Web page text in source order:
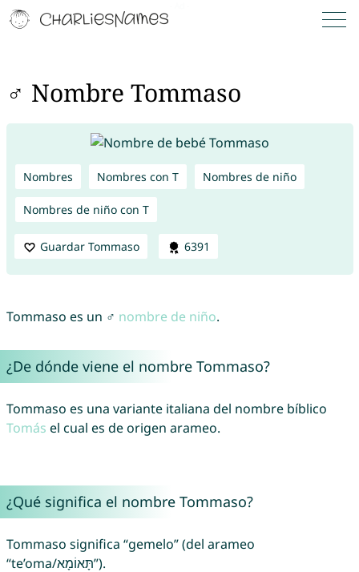
♂ Nombre Tommaso
Nombres Nombres con T Nombres de niño
Nombres de niño con T
Guardar Tommaso 6391
Tommaso es un ♂ nombre de niño.
¿De dónde viene el nombre Tommaso?
Tommaso es una variante italiana del nombre bíblico
Tomás el cual es de origen arameo.
¿Qué significa el nombre Tommaso?
Tommaso significa “gemelo” (del arameo
“te’oma/תָּאוֹמָא”).